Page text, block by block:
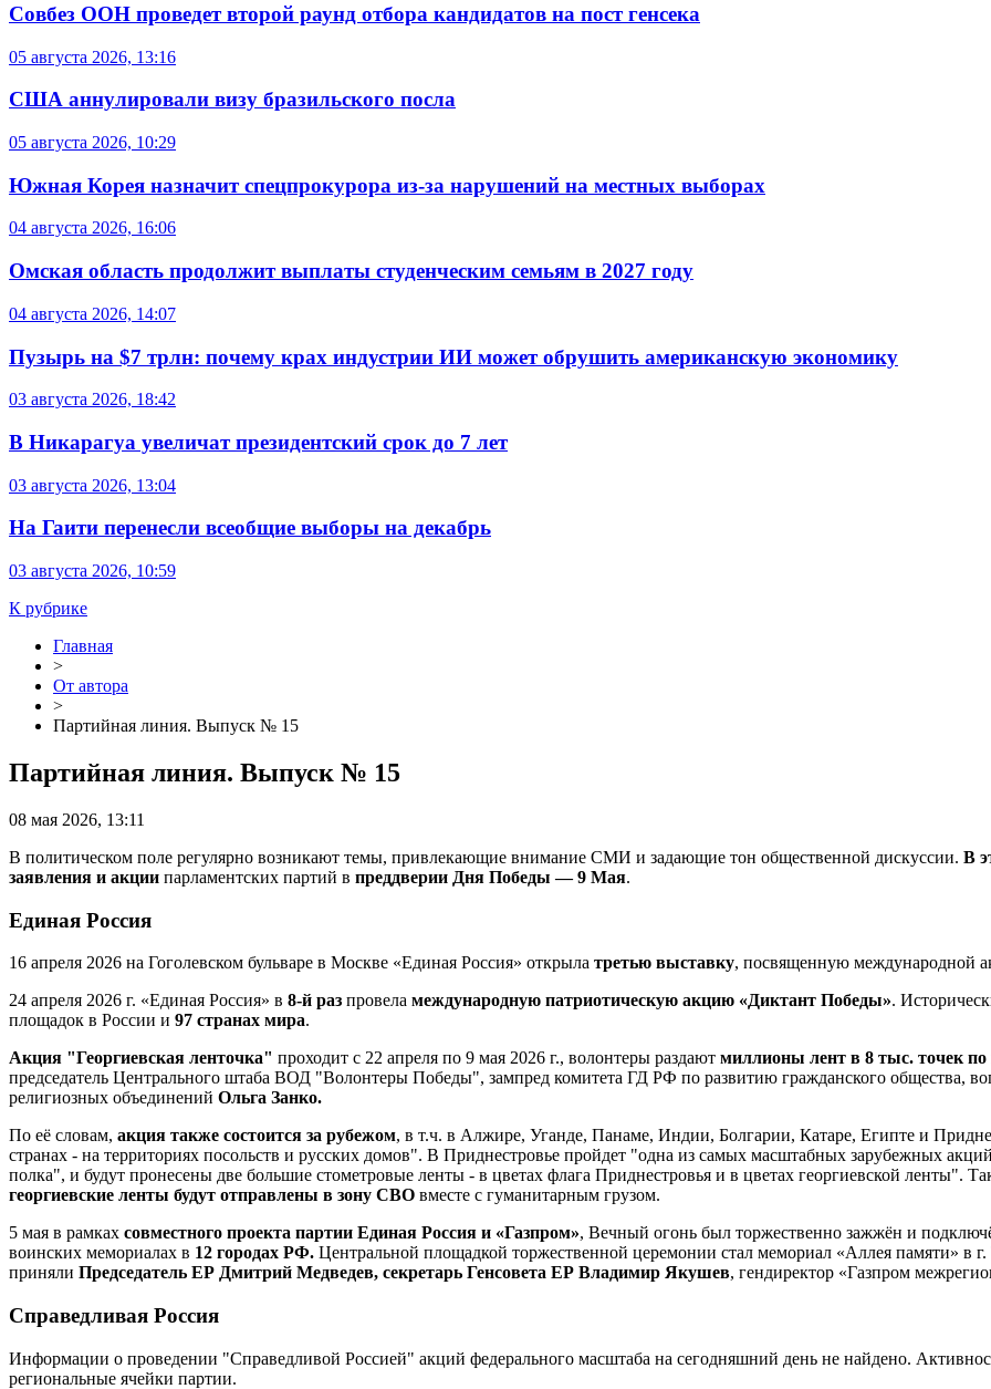
Совбез ООН проведет второй раунд отбора кандидатов на пост генсека
05 августа 2026, 13:16
США аннулировали визу бразильского посла
05 августа 2026, 10:29
Южная Корея назначит спецпрокурора из-за нарушений на местных выборах
04 августа 2026, 16:06
Омская область продолжит выплаты студенческим семьям в 2027 году
04 августа 2026, 14:07
Пузырь на $7 трлн: почему крах индустрии ИИ может обрушить американскую экономику
03 августа 2026, 18:42
В Никарагуа увеличат президентский срок до 7 лет
03 августа 2026, 13:04
На Гаити перенесли всеобщие выборы на декабрь
03 августа 2026, 10:59
К рубрике
Главная
>
От автора
>
Партийная линия. Выпуск № 15
Партийная линия. Выпуск № 15
08 мая 2026, 13:11
В политическом поле регулярно возникают темы, привлекающие внимание СМИ и задающие тон общественной дискуссии. В
заявления и акции парламентских партий в преддверии Дня Победы — 9 Мая.
Единая Россия
16 апреля 2026 на Гоголевском бульваре в Москве «Единая Россия» открыла третью выставку, посвященную международной
24 апреля 2026 г. «Единая Россия» в 8-й раз провела международную патриотическую акцию «Диктант Победы».
площадок в России и 97 странах мира.
Акция "Георгиевская ленточка" проходит с 22 апреля по 9 мая 2026 г., волонтеры раздают миллионы лент в 8 тыс. точек по
председатель Центрального штаба ВОД "Волонтеры Победы", зампред комитета ГД РФ по развитию гражданского общества,
религиозных объединений Ольга Занко.
По её словам, акция также состоится за рубежом, в т.ч. в Алжире, Уганде, Панаме, Индии, Болгарии, Катаре, Египте и
странах - на территориях посольств и русских домов". В Приднестровье пройдет "одна из самых масштабных зарубежных
полка", и будут пронесены две большие стометровые ленты - в цветах флага Приднестровья и в цветах георгиевской ленты".
георгиевские ленты будут отправлены в зону СВО вместе с гуманитарным грузом.
5 мая в рамках совместного проекта партии Единая Россия и «Газпром», Вечный огонь был торжественно зажжён и
воинских мемориалах в 12 городах РФ. Центральной площадкой торжественной церемонии стал мемориал «Аллея памяти» в
приняли Председатель ЕР Дмитрий Медведев, секретарь Генсовета ЕР Владимир Якушев, гендиректор «Газпром
Справедливая Россия
Информации о проведении "Справедливой Россией" акций федерального масштаба на сегодняшний день не найдено.
региональные ячейки партии.